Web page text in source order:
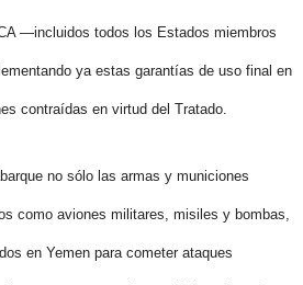
—incluidos todos los Estados miembros
ya estas garantías de uso final en
contraídas en virtud del Tratado.
no sólo las armas y municiones
como aviones militares, misiles y bombas,
en Yemen para cometer ataques